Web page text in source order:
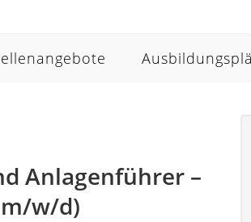
Anlagenführer –
w/d)